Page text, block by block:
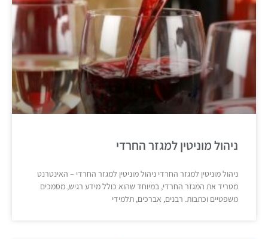
ניהול מוניטין למגזר החרדי
ניהול מוניטין למגזר החרדי ניהול מוניטין למגזר החרדי – האינטרנט
מטריד את המגזר החרדי, במיוחד שהוא כולל מידע רגיש, מסמכים
משפטיים וכתבות. רבנים, אברכים, תלמידי